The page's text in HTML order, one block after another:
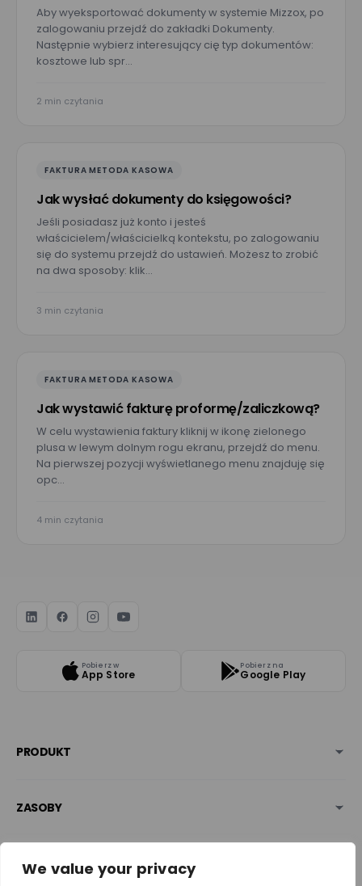
We value your privacy
Aby wyeksportować dokumenty w systemie Mizzox, po
zalogowaniu przejdź do zakładki Dokumenty.
Następnie wybierz interesujący cię typ dokumentów:
kosztowe lub spr…
2 min czytania
FAKTURA METODA KASOWA
Jak wysłać dokumenty do księgowości?
Jeśli posiadasz już konto i jesteś
właścicielem/właścicielką kontekstu, po zalogowaniu
się do systemu przejdź do ustawień. Możesz to zrobić
na dwa sposoby: klik…
3 min czytania
FAKTURA METODA KASOWA
Jak wystawić fakturę proformę/zaliczkową?
W celu wystawienia faktury kliknij w ikonę zielonego
plusa w lewym dolnym rogu ekranu, przejdź do menu.
Na pierwszej pozycji wyświetlanego menu znajduję się
opc…
4 min czytania
Pobierz w
App Store
Pobierz na
Google Play
PRODUKT
ZASOBY
BEZPIECZEŃSTWO & NAGRODY